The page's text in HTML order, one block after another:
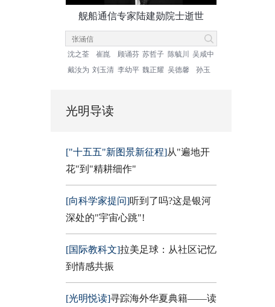
舰船通信专家陆建勋院士逝世
沈之荃 崔崑 顾诵芬 苏哲子 陈毓川
吴咸中
戴汝为 刘玉清 李幼平 魏正耀 吴德馨 孙玉
光明导读
["十五五"新图景新征程]从"遍地开
花"到"精耕细作"
[向科学家提问]听到了吗?这是银河
深处的"宇宙心跳"!
[国际教科文]拉美足球：从社区记忆
到情感共振
[光明悦读]寻踪海外华夏典籍——读